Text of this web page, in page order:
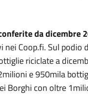
da dicembre
Coop.fi. Sul podio
riciclate a
e 950mila
Borghi con oltre